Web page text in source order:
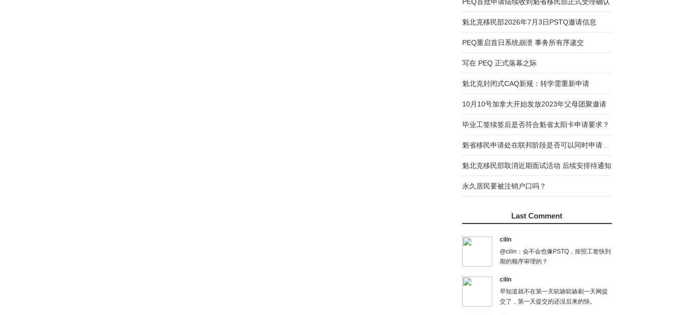
01
02 魁瓜之家年终巨献：魁北克法语面试音频指导
03 有关近期PEQ申请人收到延期信和面试信的通知
04 魁北克移民部今日公布经验类移民PEQ新政
05 魁省PEQ及技术移民联邦阶段申请进度统计
06 PEQ魁北克经验类快速移民通道
07 更新3:近期部分魁北克PEQ移民申请人面试情况
08 UCI Number是什么？从哪里可以找到UCI？
09 关于魁北克技术职业培训（Training）的几点误区
10 答疑：CSQ后联邦阶段是否可以回国等待？
Last Comment
cilin
@cilin：会不会也像PSTQ，按照工签快到
期的顺序审理的？
cilin
早知道就不在第一天吭哧吭哧刷一天网提
交了，第一天提交的还没后来的快。